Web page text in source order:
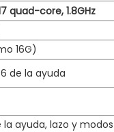
quad-core, 1.8GHz
16G)
de la ayuda
la ayuda, lazo y